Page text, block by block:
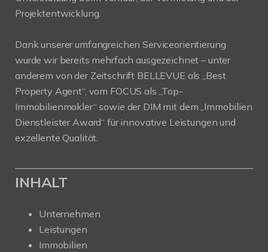
Projektentwicklung.
Dank unserer umfangreichen Serviceorientierung
wurde wir bereits mehrfach ausgezeichnet – unter
anderem von der Zeitschrift BELLEVUE als „Best
Property Agent“, vom FOCUS als „Top-
Immobilienmakler“ sowie der DIM mit dem „Immobilien
Dienstleister Award“ für innovative Leistungen und
exzellente Qualität.
INHALT
Unternehmen
Leistungen
Immobilien